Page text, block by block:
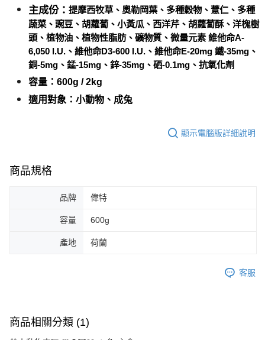
４．使用「AFTEE先享後付」時，將依據個別帳號之用戶狀況，依本公司即
時審查核予不同之上限額度；若仍有額度不足之情形，本公司將視審查結果
請求用戶進行身份認證。
５．嚴禁一人註冊多個帳號或使用他人資訊註冊。若發現惡意使用之情形，
恩沛科技股份有限公司將有權停止該用戶之使用額度並採取法律行動。
每筆NT$120，滿NT$999(含以上)免運費
中壢限定｜毛速配 14:00前下單當日到！🐶
每筆NT$120，滿NT$999(含以上)免運費
主成份： 提摩西牧草、奧勒岡葉、多種穀物、薏仁、多種
蔬菜、豌豆、胡蘿蔔、小黃瓜、西洋芹、胡蘿蔔酥、洋槐樹
頭、植物油、植物性脂肪、礦物質、微量元素 維他命A-
6,050 I.U.、維他命D3-600 I.U.、維他命E-20mg 鐵-35mg、
銅-5mg、錳-15mg、鋅-35mg、硒-0.1mg、抗氧化劑
容量： 600g / 2kg
適用對象： 小動物、 成兔
顯示電腦版詳細說明
商品規格
品牌 偉特
容量 600g
產地 荷蘭
客服
商品相關分類 (1)